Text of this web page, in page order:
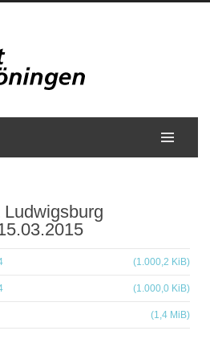
(1.000,2 KiB)
(1.000,0 KiB)
(1,4 MiB)